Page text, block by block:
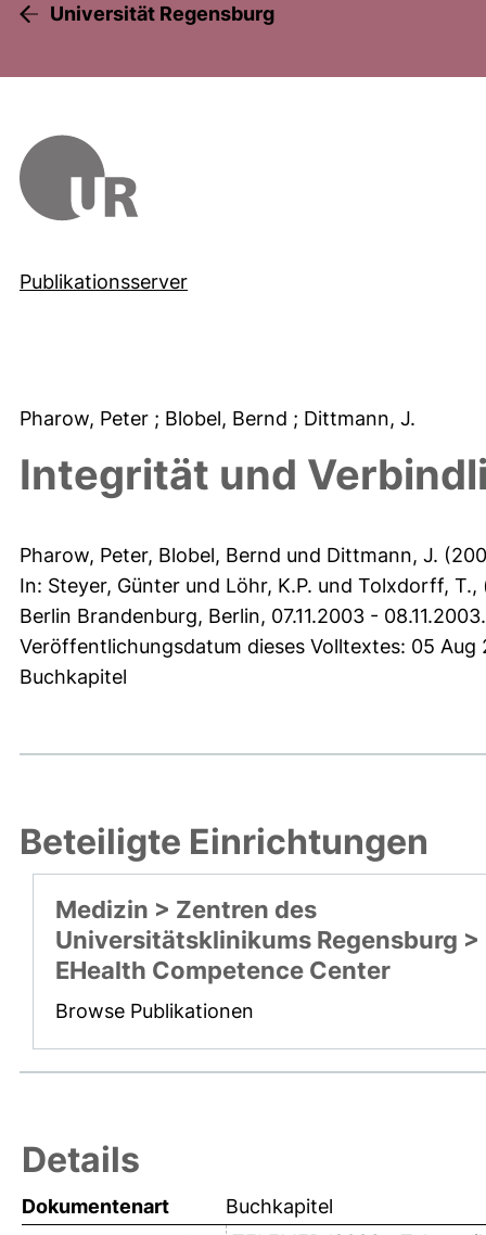
Universität Regensburg
Publikationsserver
Pharow, Peter ; Blobel, Bernd ; Dittmann, J.
Integrität und
Pharow, Peter, Blobel, Bernd und Dittmann, J.
In: Steyer, Günter und Löhr, K.P. und Tolxdorff, T.,
Berlin Brandenburg, Berlin, 07.11.2003 -
Veröffentlichungsdatum dieses Volltextes: 05 Aug
Buchkapitel
Beteiligte Einrichtungen
Medizin > Zentren des
Universitätsklinikums Regensburg >
EHealth Competence Center
Browse Publikationen
Details
Dokumentenart
Buchkapitel